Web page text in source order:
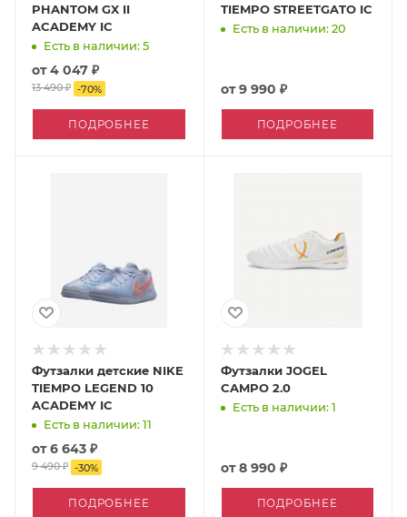
PHANTOM GX II
ACADEMY IC
Есть в наличии: 5
от4 047 ₽
13 490 ₽ -70%
ПОДРОБНЕЕ
TIEMPO STREETGATO IC
Есть в наличии: 20
от9 990 ₽
ПОДРОБНЕЕ
Футзалки детские NIKE
TIEMPO LEGEND 10
ACADEMY IC
Есть в наличии: 11
от6 643 ₽
9 490 ₽ -30%
ПОДРОБНЕЕ
Футзалки JOGEL
CAMPO 2.0
Есть в наличии: 1
от8 990 ₽
ПОДРОБНЕЕ